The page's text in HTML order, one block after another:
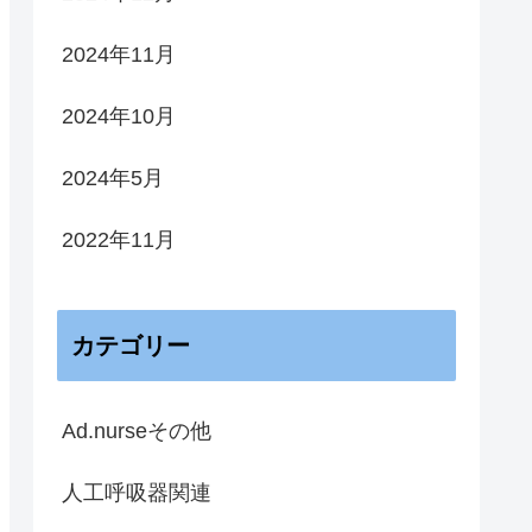
2024年11月
2024年10月
2024年5月
2022年11月
カテゴリー
Ad.nurseその他
人工呼吸器関連